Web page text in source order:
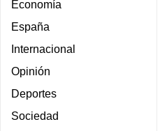
Economía
España
Internacional
Opinión
Deportes
Sociedad